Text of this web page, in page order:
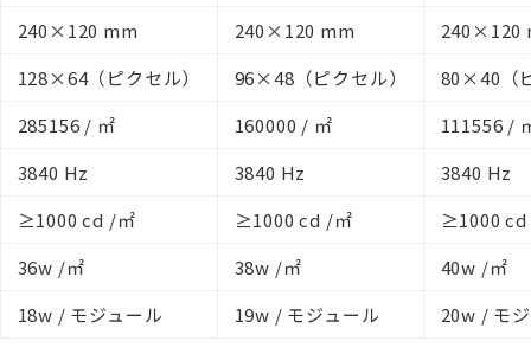
240×120 mm
240×120 mm
240×120
128×64（ピクセル）
96×48（ピクセル）
80×40（
285156 / ㎡
160000 / ㎡
111556 /
3840 Hz
3840 Hz
3840 Hz
≥1000 cd /㎡
≥1000 cd /㎡
≥1000
36w /㎡
38w /㎡
40w /㎡
18w / モジュール
19w / モジュール 20w / モ